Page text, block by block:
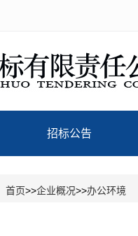
招标公告
首页>>企业概况>>办公环境